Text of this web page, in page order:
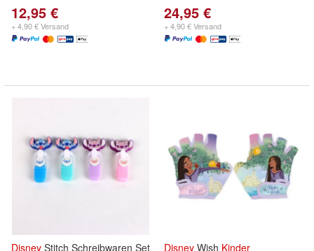
12,95 €
+ 4,90 € Versand
24,95 €
+ 4,90 € Versand
Disney Stitch Schreibwaren Set Disney Wish Kinder